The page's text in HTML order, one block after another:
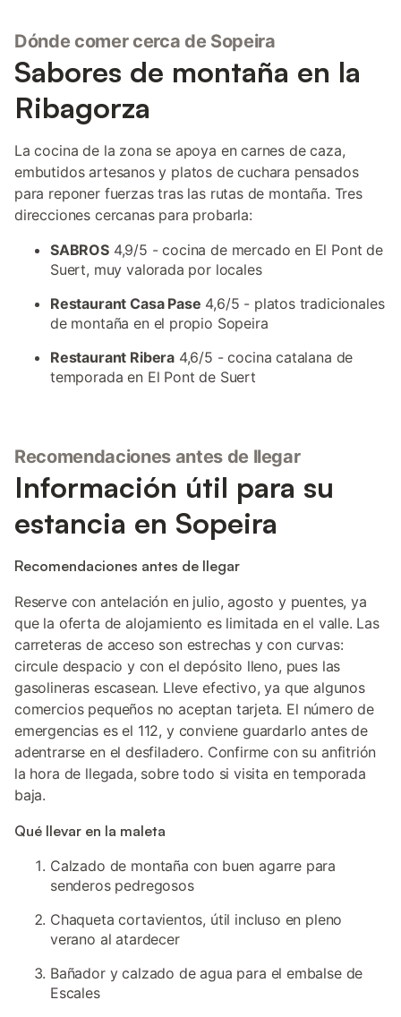
Dónde comer cerca de Sopeira
Sabores de montaña en la
Ribagorza
La cocina de la zona se apoya en carnes de caza,
embutidos artesanos y platos de cuchara pensados
para reponer fuerzas tras las rutas de montaña. Tres
direcciones cercanas para probarla:
SABROS4,9/5 - cocina de mercado en El Pont de
Suert, muy valorada por locales
Restaurant Casa Pase 4,6/5 - platos tradicionales
de montaña en el propio Sopeira
Restaurant Ribera 4,6/5 - cocina catalana de
temporada en El Pont de Suert
Recomendaciones antes de llegar
Información útil para su
estancia en Sopeira
Recomendaciones antes de llegar
Reserve con antelación en julio, agosto y puentes, ya
que la oferta de alojamiento es limitada en el valle. Las
carreteras de acceso son estrechas y con curvas:
circule despacio y con el depósito lleno, pues las
gasolineras escasean. Lleve efectivo, ya que algunos
comercios pequeños no aceptan tarjeta. El número de
emergencias es el 112, y conviene guardarlo antes de
adentrarse en el desfiladero. Confirme con su anfitrión
la hora de llegada, sobre todo si visita en temporada
baja.
Qué llevar en la maleta
Calzado de montaña con buen agarre para
senderos pedregosos
Chaqueta cortavientos, útil incluso en pleno
verano al atardecer
Bañador y calzado de agua para el embalse de
Escales